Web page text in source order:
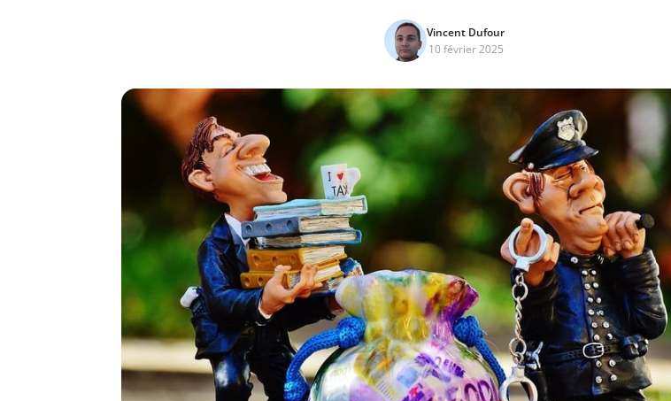
Vincent Dufour
10 février 2025